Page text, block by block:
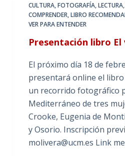
CULTURA,FOTOGRAFÍA,LECTURA,
COMPRENDER,LIBRO
VER PARA ENTENDER
Presentación libro
El próximo día 18 de
presentará online el libro
un recorrido fotográfico
Mediterráneo de tres
Crooke, Eugenia de
y Osorio. Inscripción
molivera@ucm.es Link